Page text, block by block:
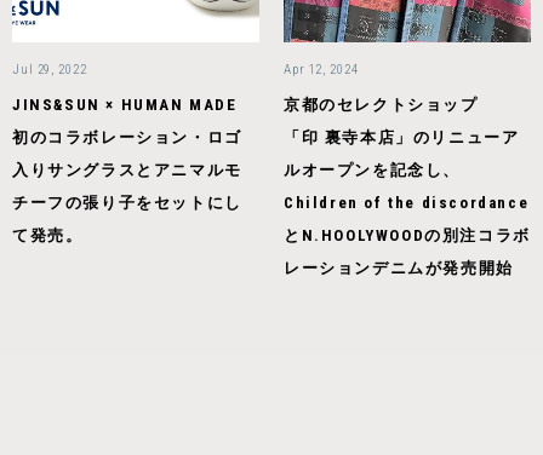
Jul 29, 2022
JINS&SUN × HUMAN MADE
初のコラボレーション・ロゴ
入りサングラスとアニマルモ
チーフの張り子をセットにし
て発売。
Apr 12, 2024
京都のセレクトショップ
「印 裏寺本店」のリニューア
ルオープンを記念し、
Children of the discordance
とN.HOOLYWOODの別注コラボ
レーションデニムが発売開始